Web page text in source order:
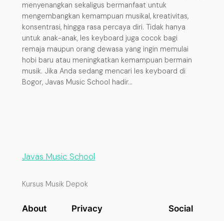
menyenangkan sekaligus bermanfaat untuk
mengembangkan kemampuan musikal, kreativitas,
konsentrasi, hingga rasa percaya diri. Tidak hanya
untuk anak-anak, les keyboard juga cocok bagi
remaja maupun orang dewasa yang ingin memulai
hobi baru atau meningkatkan kemampuan bermain
musik. Jika Anda sedang mencari les keyboard di
Bogor, Javas Music School hadir…
Javas Music School
Kursus Musik Depok
About Privacy Social